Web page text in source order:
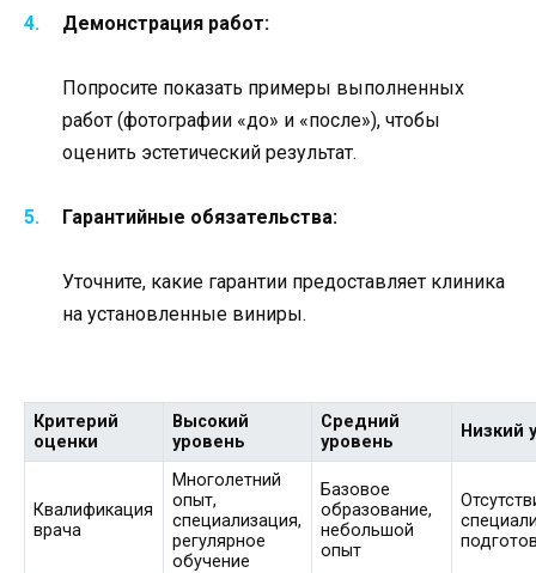
Демонстрация работ:
Попросите показать примеры выполненных
работ (фотографии «до» и «после»), чтобы
оценить эстетический результат.
Гарантийные обязательства:
Уточните, какие гарантии предоставляет клиника
на установленные виниры.
Критерий
оценки
Высокий
уровень
Средний
уровень
Низкий
Квалификация
врача
Многолетний
опыт,
специализация,
регулярное
обучение
Базовое
образование,
небольшой
опыт